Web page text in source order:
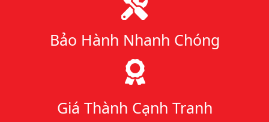
Bảo Hành Nhanh Chóng
Giá Thành Cạnh Tranh